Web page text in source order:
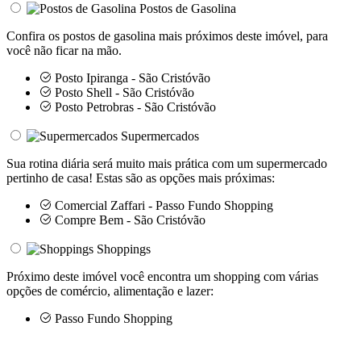
Postos de Gasolina
Confira os postos de gasolina mais próximos deste imóvel, para
você não ficar na mão.
Posto Ipiranga - São Cristóvão
Posto Shell - São Cristóvão
Posto Petrobras - São Cristóvão
Supermercados
Sua rotina diária será muito mais prática com um supermercado
pertinho de casa! Estas são as opções mais próximas:
Comercial Zaffari - Passo Fundo Shopping
Compre Bem - São Cristóvão
Shoppings
Próximo deste imóvel você encontra um shopping com várias
opções de comércio, alimentação e lazer:
Passo Fundo Shopping